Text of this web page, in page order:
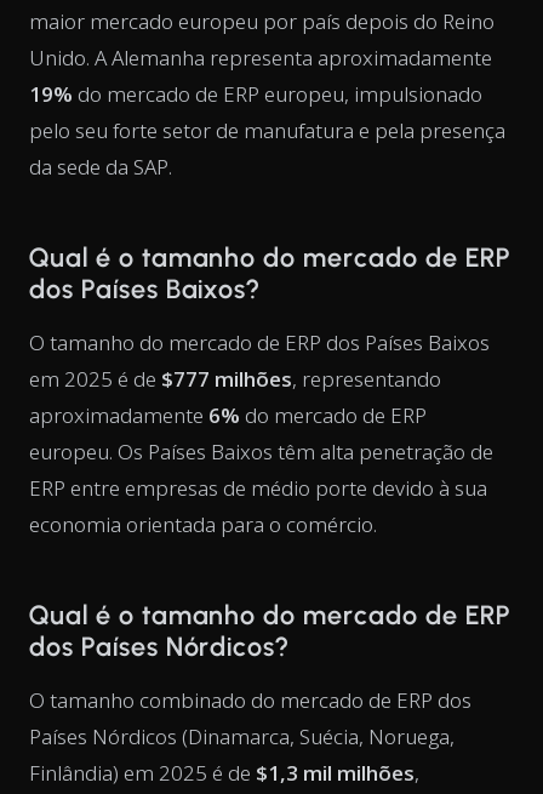
maior mercado europeu por país depois do Reino
Unido. A Alemanha representa aproximadamente
19% do mercado de ERP europeu, impulsionado
pelo seu forte setor de manufatura e pela presença
da sede da SAP.
Qual é o tamanho do mercado de ERP
dos Países Baixos?
O tamanho do mercado de ERP dos Países Baixos
em 2025 é de $777 milhões, representando
aproximadamente 6% do mercado de ERP
europeu. Os Países Baixos têm alta penetração de
ERP entre empresas de médio porte devido à sua
economia orientada para o comércio.
Qual é o tamanho do mercado de ERP
dos Países Nórdicos?
O tamanho combinado do mercado de ERP dos
Países Nórdicos (Dinamarca, Suécia, Noruega,
Finlândia) em 2025 é de $1,3 mil milhões,